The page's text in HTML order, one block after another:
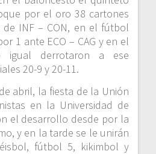
por el oro 38 cartones
INF – CON, en el fútbol
1 ante ECO – CAG y en el
igual derrotaron a ese
20-9 y 20-11.
abril, la fiesta de la Unión
en la Universidad de
el desarrollo desde por la
y en la tarde se le unirán
fútbol 5, kikimbol y